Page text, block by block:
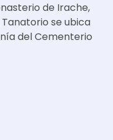
de Irache,
Tanatorio se ubica
del Cementerio